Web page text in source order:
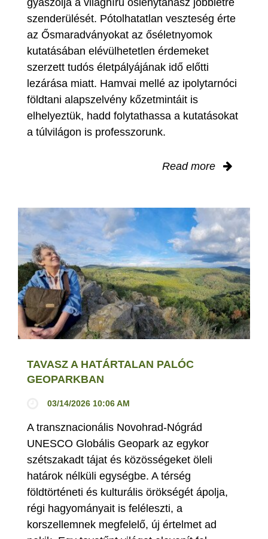
gyászolja a világhírű őslénytanász jobblétre
szenderülését. Pótolhatatlan veszteség érte
az Ősmaradványokat az őséletnyomok
kutatásában elévülhetetlen érdemeket
szerzett tudós életpályájának idő előtti
lezárása miatt. Hamvai mellé az ipolytarnóci
földtani alapszelvény kőzetmintáit is
elhelyeztük, hadd folytathassa a kutatásokat
a túlvilágon is professzorunk.
Read more
TAVASZ A HATÁRTALAN PALÓC
GEOPARKBAN
03/14/2026 10:06 AM
A transznacionális Novohrad-Nógrád
UNESCO Globális Geopark az egykor
szétszakadt tájat és közösségeket öleli
határok nélküli egységbe. A térség
földtörténeti és kulturális örökségét ápolja,
régi hagyományait is feléleszti, a
korszellemnek megfelelő, új értelmet ad